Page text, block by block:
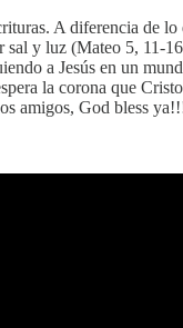
A diferencia de
sal y luz (Mateo 5,
a Jesús en un
la corona que
amigos, God bless